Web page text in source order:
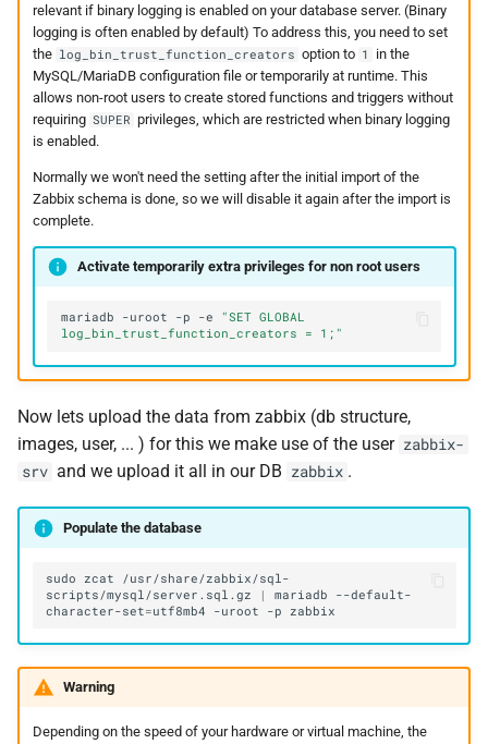
relevant if binary logging is enabled on your database server. (Binary
logging is often enabled by default) To address this, you need to set
the log_bin_trust_function_creators option to 1
in the
MySQL/MariaDB configuration file or temporarily at runtime. This
allows non-root users to create stored functions and triggers without
requiring SUPER privileges, which are restricted when binary logging
is enabled.
Normally we won't need the setting after the initial import of the
Zabbix schema is done, so we will disable it again after the import is
complete.
Activate temporarily extra privileges for non root users
mariadb -uroot -p -e
"SET GLOBAL
log_bin_trust_function_creators = 1;"
Now lets upload the data from zabbix (db structure,
images, user, ... ) for this we make use of the user zabbix-
srv and we upload it all in our DB zabbix .
Populate the database
sudo zcat
/usr/share/zabbix/sql-
scripts/mysql/server.sql.gz
| mariadb
--default-
character-set=utf8mb4 -uroot -p
Warning
Depending on the speed of your hardware or virtual machine, the